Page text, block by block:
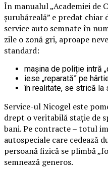
În manualul „Academiei de
șurubăreală” e predat chiar
service auto semnate în
zile o zonă gri, aproape
standard:
mașina de poliție intră
iese „reparată” pe
în realitate, se strică la
Service-ul Nicogel este
drept o veritabilă stație de
bani. Pe contracte – totul
autospeciale care cedează
persoană fizică se plimbă
semnează generos.